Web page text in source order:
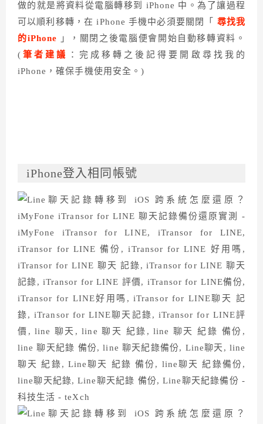
做的就是將資料從電腦轉移到 iPhone 中。為了讓過程
可以順利移轉，在 iPhone 手機中必須要關閉「 尋找我
的iPhone 」，關閉之後電腦便會開始自動移轉資料。
( 筆者建議
：完成移轉之後記得要開啟尋找我的
iPhone，確保手機使用安全。)
iPhone登入相同帳號